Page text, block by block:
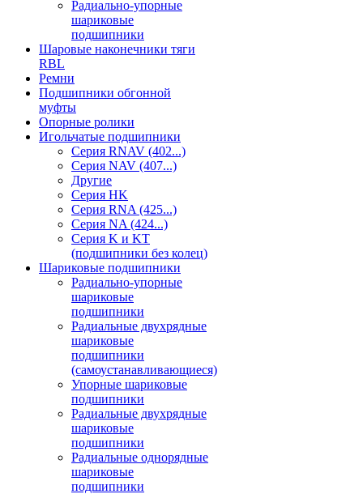
Радиально-упорные
шариковые
подшипники
Шаровые наконечники тяги
RBL
Ремни
Подшипники обгонной
муфты
Опорные ролики
Игольчатые подшипники
Серия RNAV (402...)
Серия NAV (407...)
Другие
Серия HK
Серия RNA (425...)
Серия NA (424...)
Серия K и KT
(подшипники без колец)
Шариковые подшипники
Радиально-упорные
шариковые
подшипники
Радиальные двухрядные
шариковые
подшипники
(самоустанавливающиеся)
Упорные шариковые
подшипники
Радиальные двухрядные
шариковые
подшипники
Радиальные однорядные
шариковые
подшипники